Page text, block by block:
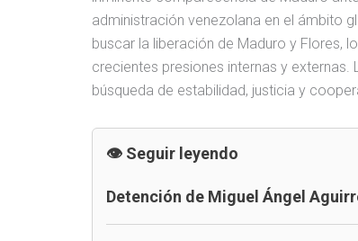
administración venezolana en el ámbito
buscar la liberación de Maduro y Flores,
crecientes presiones internas y
búsqueda de estabilidad, justicia y
Seguir leyendo
Detención de Miguel Ángel